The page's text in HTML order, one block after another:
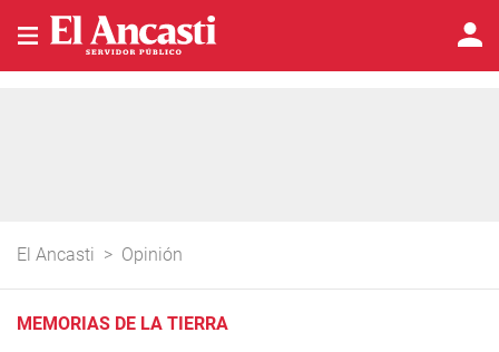
El Ancasti > Opinión
MEMORIAS DE LA TIERRA